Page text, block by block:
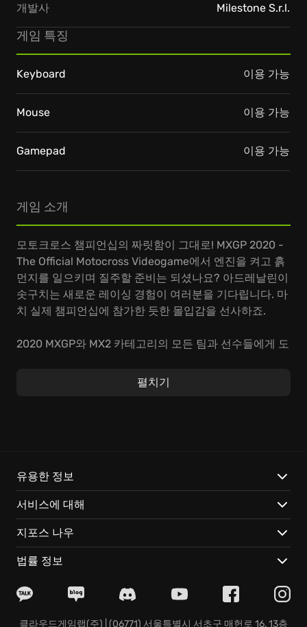
게임 소개
모토크로스 챔피언십의 짜릿함이 그대로! MXGP 2020 -
The Official Motocross Videogame에서 엔진을 켜고 흙
먼지를 일으키며 질주할 준비는 되셨나요? 아드레날린이
솟구치는 새로운 레이싱 경험이 여러분을 기다립니다. 마
치 실제 챔피언십에 참가한 듯한 몰입감을 선사하죠.
2020 MXGP와 MX2 카테고리의 모든 팀과 선수들에게 도
되어 보세요. 세밀하게 구현된 바이크 컨트롤을 통해 한
코너링 기술 연마는 필수겠죠?
새로운 전용 서버를 통해 멀티플레이어 경험이 한층 더
업그레이드되었습니다. 안정적인 연결, 제로 레이턴시,
넓은 대역폭을 통해 쾌적한 레이싱 환경을 제공하죠. 110
개 이상의 공인 브랜드로 바이크와 라이더를 커스터마이
을 연출하는 것은 물론, 성능에도 영향을 미치니 신중하
바로 MXGP 2020 - The Official Motocross Videogame
펼치기
개발사 Milestone S.r.l.
게임 특징
Keyboard 이용 가능
Mouse 이용 가능
Gamepad 이용 가능
유용한 정보
서비스에 대해
지포스 나우
법률 정보
클라우드게임랩(주) | (06771) 서울특별시 서초구 매헌로 16, 13층